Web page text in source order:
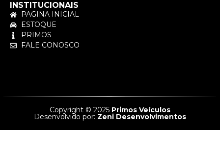
INSTITUCIONAIS
PAGINA INICIAL
ESTOQUE
PRIMOS
FALE CONOSCO
Copyright © 2025 Primos Veículos
Desenvolvido por: Zeni Desenvolvimentos